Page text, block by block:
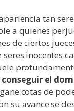
tan
a quienes
de ciertos
inocentes
el
cotas de
su avance se